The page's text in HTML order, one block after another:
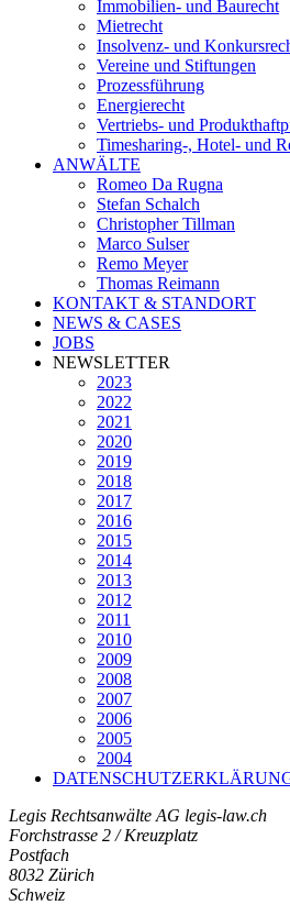
Immobilien- und Baurecht
Mietrecht
Insolvenz- und
Vereine und Stiftungen
Prozessführung
Energierecht
Vertriebs- und
Timesharing-, Hotel- und
ANWÄLTE
Romeo Da Rugna
Stefan Schalch
Christopher Tillman
Marco Sulser
Remo Meyer
Thomas Reimann
KONTAKT & STANDORT
NEWS & CASES
JOBS
NEWSLETTER
2023
2022
2021
2020
2019
2018
2017
2016
2015
2014
2013
2012
2011
2010
2009
2008
2007
2006
2005
2004
Legis Rechtsanwälte AG legis-law.ch
Forchstrasse 2 / Kreuzplatz
Postfach
8032 Zürich
Schweiz